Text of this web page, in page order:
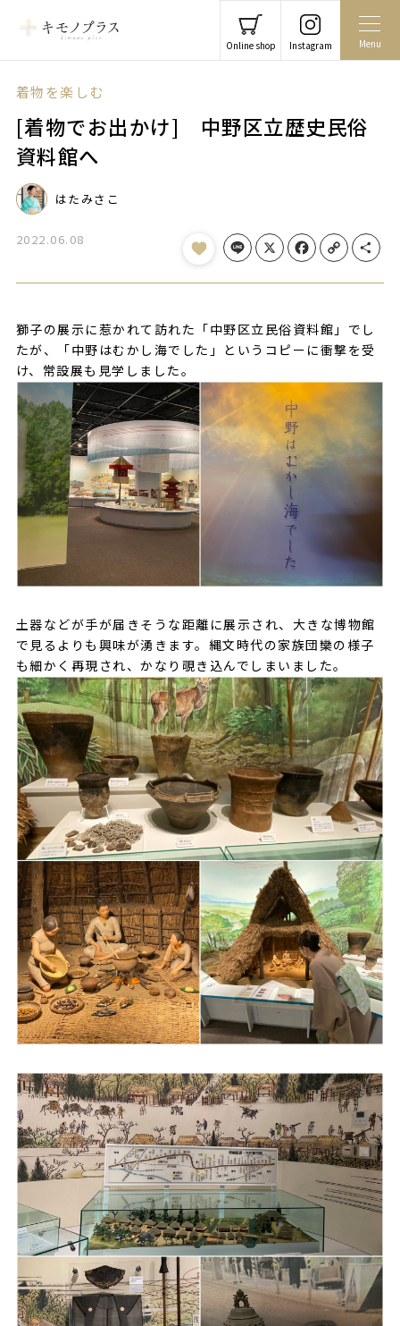
Online shop Instagram Menu
着物を楽しむ
[着物でお出かけ] 中野区立歴史民俗
資料館へ
はたみさこ
2022.06.08 Line X Facebook Copy Link Share
獅子の展示に惹かれて訪れた「中野区立民俗資料館」でし
たが、「中野はむかし海でした」というコピーに衝撃を受
け、常設展も見学しました。
土器などが手が届きそうな距離に展示され、大きな博物館
で見るよりも興味が湧きます。縄文時代の家族団欒の様子
も細かく再現され、かなり覗き込んでしまいました。